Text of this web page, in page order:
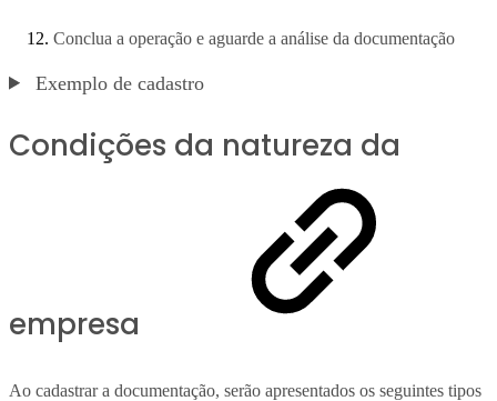
Conclua a operação e aguarde a análise da documentação
Exemplo de cadastro
Condições da natureza da
empresa
Ao cadastrar a documentação, serão apresentados os seguintes tipos